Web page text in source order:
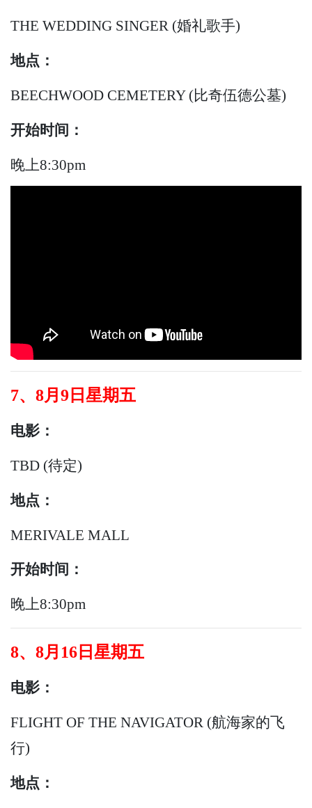
THE WEDDING SINGER (婚礼歌手)
地点：
BEECHWOOD CEMETERY (比奇伍德公墓)
开始时间：
晚上8:30pm
7、8月9日星期五
电影：
TBD (待定)
地点：
MERIVALE MALL
开始时间：
晚上8:30pm
8、8月16日星期五
电影：
FLIGHT OF THE NAVIGATOR (航海家的飞
行)
地点：